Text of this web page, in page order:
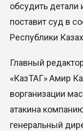
обсудить детали
поставит суд в
Республики
Главный
«КазТАГ»Амир
ворганизации
атакина
генеральный